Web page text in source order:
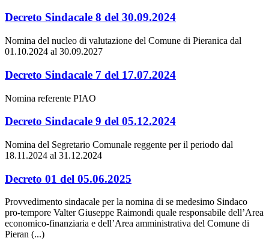
Decreto Sindacale 8 del 30.09.2024
Nomina del nucleo di valutazione del Comune di Pieranica dal
01.10.2024 al 30.09.2027
Decreto Sindacale 7 del 17.07.2024
Nomina referente PIAO
Decreto Sindacale 9 del 05.12.2024
Nomina del Segretario Comunale reggente per il periodo dal
18.11.2024 al 31.12.2024
Decreto 01 del 05.06.2025
Provvedimento sindacale per la nomina di se medesimo Sindaco
pro-tempore Valter Giuseppe Raimondi quale responsabile dell’Area
economico-finanziaria e dell’Area amministrativa del Comune di
Pieran (...)